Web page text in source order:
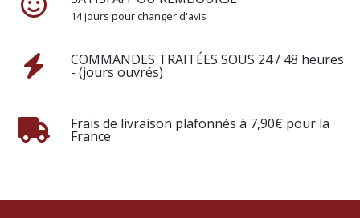
14 jours pour changer d'avis
COMMANDES TRAITÉES SOUS 24 / 48 heures
- (jours ouvrés)
Frais de livraison plafonnés à 7,90€ pour la
France